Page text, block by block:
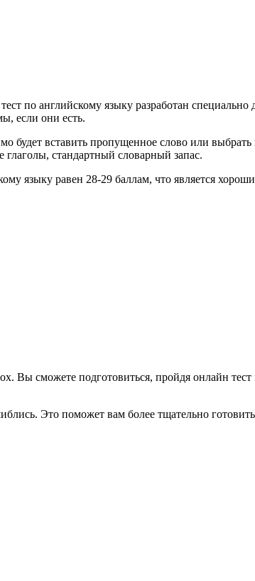
по английскому языку разработан
если они есть.
будет вставить пропущенное слово или
стандартный словарный запас.
языку равен 28-29 баллам, что является
Вы сможете подготовиться, пройдя онлайн
Это поможет вам более тщательно